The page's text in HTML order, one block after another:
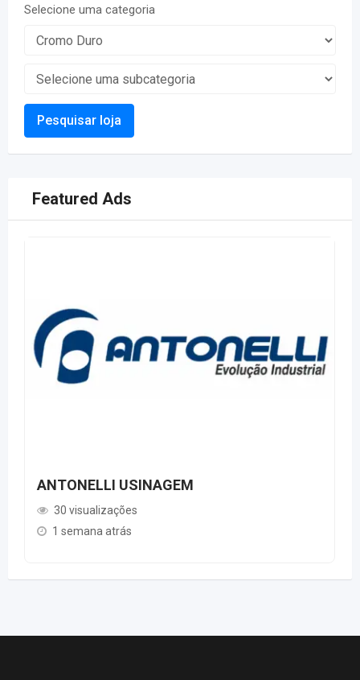
Selecione uma categoria
Pesquisar loja
Featured Ads
ANTONELLI USINAGEM
30 visualizações
1 semana atrás